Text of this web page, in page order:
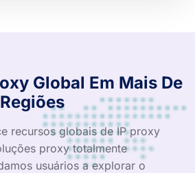
Global Em Mais De
recursos globais de IP proxy
proxy totalmente
usuários a explorar o